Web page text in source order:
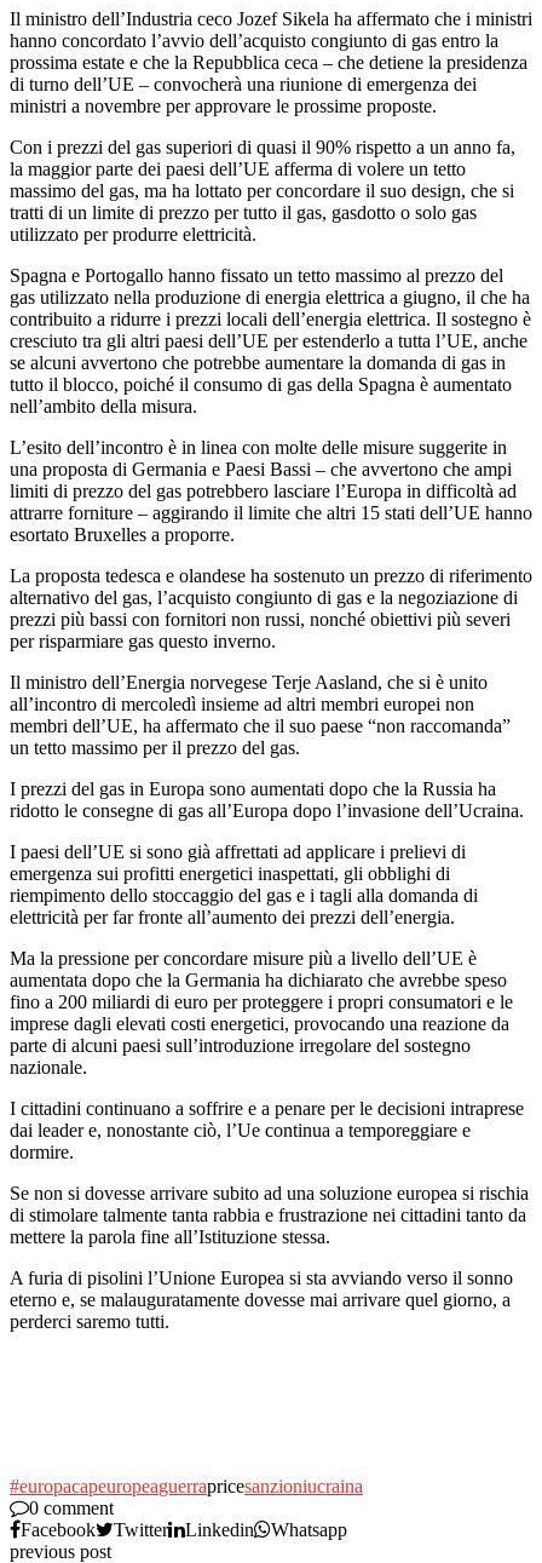
Il ministro dell’Industria ceco Jozef Sikela ha affermato che i ministri
hanno concordato l’avvio dell’acquisto congiunto di gas entro la
prossima estate e che la Repubblica ceca – che detiene la presidenza
di turno dell’UE – convocherà una riunione di emergenza dei
ministri a novembre per approvare le prossime proposte.
Con i prezzi del gas superiori di quasi il 90% rispetto a un anno fa,
la maggior parte dei paesi dell’UE afferma di volere un tetto
massimo del gas, ma ha lottato per concordare il suo design, che si
tratti di un limite di prezzo per tutto il gas, gasdotto o solo gas
utilizzato per produrre elettricità.
Spagna e Portogallo hanno fissato un tetto massimo al prezzo del
gas utilizzato nella produzione di energia elettrica a giugno, il che ha
contribuito a ridurre i prezzi locali dell’energia elettrica. Il sostegno è
cresciuto tra gli altri paesi dell’UE per estenderlo a tutta l’UE, anche
se alcuni avvertono che potrebbe aumentare la domanda di gas in
tutto il blocco, poiché il consumo di gas della Spagna è aumentato
nell’ambito della misura.
L’esito dell’incontro è in linea con molte delle misure suggerite in
una proposta di Germania e Paesi Bassi – che avvertono che ampi
limiti di prezzo del gas potrebbero lasciare l’Europa in difficoltà ad
attrarre forniture – aggirando il limite che altri 15 stati dell’UE hanno
esortato Bruxelles a proporre.
La proposta tedesca e olandese ha sostenuto un prezzo di riferimento
alternativo del gas, l’acquisto congiunto di gas e la negoziazione di
prezzi più bassi con fornitori non russi, nonché obiettivi più severi
per risparmiare gas questo inverno.
Il ministro dell’Energia norvegese Terje Aasland, che si è unito
all’incontro di mercoledì insieme ad altri membri europei non
membri dell’UE, ha affermato che il suo paese “non raccomanda”
un tetto massimo per il prezzo del gas.
I prezzi del gas in Europa sono aumentati dopo che la Russia ha
ridotto le consegne di gas all’Europa dopo l’invasione dell’Ucraina.
I paesi dell’UE si sono già affrettati ad applicare i prelievi di
emergenza sui profitti energetici inaspettati, gli obblighi di
riempimento dello stoccaggio del gas e i tagli alla domanda di
elettricità per far fronte all’aumento dei prezzi dell’energia.
Ma la pressione per concordare misure più a livello dell’UE è
aumentata dopo che la Germania ha dichiarato che avrebbe speso
fino a 200 miliardi di euro per proteggere i propri consumatori e le
imprese dagli elevati costi energetici, provocando una reazione da
parte di alcuni paesi sull’introduzione irregolare del sostegno
nazionale.
I cittadini continuano a soffrire e a penare per le decisioni intraprese
dai leader e, nonostante ciò, l’Ue continua a temporeggiare e
dormire.
Se non si dovesse arrivare subito ad una soluzione europea si rischia
di stimolare talmente tanta rabbia e frustrazione nei cittadini tanto da
mettere la parola fine all’Istituzione stessa.
A furia di pisolini l’Unione Europea si sta avviando verso il sonno
eterno e, se malauguratamente dovesse mai arrivare quel giorno, a
perderci saremo tutti.
#europacapeuropeaguerrapricesanzioniucraina
0 comment
Facebook
Twitter Linkedin
Whatsapp
previous post